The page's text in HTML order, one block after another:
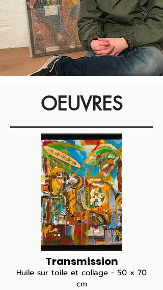
OEUVRES
Transmission
Huile sur toile et collage - 50 x 70
cm